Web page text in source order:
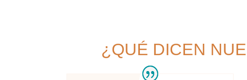
¿QUÉ DICEN